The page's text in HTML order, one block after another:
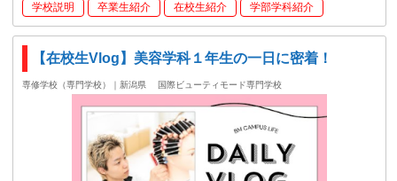
学校説明 卒業生紹介 在校生紹介 学部学科紹介
【在校生Vlog】美容学科１年生の一日に密着！
専修学校（専門学校）｜新潟県 国際ビューティモード専門学校